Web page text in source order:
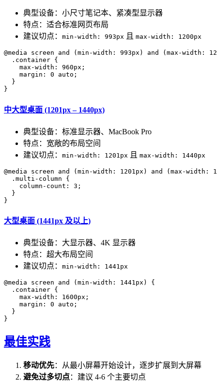
典型设备：小尺寸笔记本、紧凑型显示器
特点：适合标准网页布局
建议切点： min-width: 993px 且 max-width: 1200px
@media screen and (min-width: 993px) and (max-width:
  .container {
    max-width: 960px;
    margin: 0 auto;
  }
中大型桌面 (1201px – 1440px)
典型设备：标准显示器、MacBook Pro
特点：宽敞的布局空间
建议切点： min-width: 1201px 且 max-width: 1440px
@media screen and (min-width: 1201px) and (max-width:
  .multi-column {
    column-count: 3;
  }
大型桌面 (1441px 及以上)
典型设备：大显示器、4K 显示器
特点：超大布局空间
建议切点： min-width: 1441px
@media screen and (min-width: 1441px) {
  .container {
    max-width: 1600px;
    margin: 0 auto;
  }
最佳实践
移动优先：从最小屏幕开始设计，逐步扩展到大屏幕
避免过多切点：建议 4-6 个主要切点